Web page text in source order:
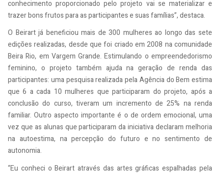
conhecimento proporcionado pelo projeto vai se materializar e
trazer bons frutos para as participantes e suas famílias”, destaca.
O Beirart já beneficiou mais de 300 mulheres ao longo das sete
edições realizadas, desde que foi criado em 2008 na comunidade
Beira Rio, em Vargem Grande. Estimulando o empreendedorismo
feminino, o projeto também ajuda na geração de renda das
participantes: uma pesquisa realizada pela Agência do Bem estima
que 6 a cada 10 mulheres que participaram do projeto, após a
conclusão do curso, tiveram um incremento de 25% na renda
familiar. Outro aspecto importante é o de ordem emocional, uma
vez que as alunas que participaram da iniciativa declaram melhoria
na autoestima, na percepção do futuro e no sentimento de
autonomia.
“Eu conheci o Beirart através das artes gráficas espalhadas pela